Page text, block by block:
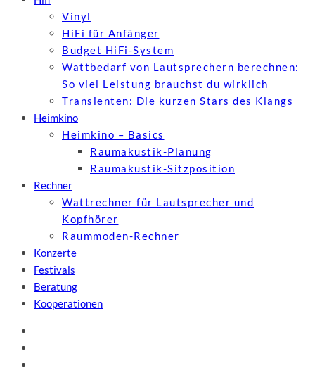
Vinyl
HiFi für Anfänger
Budget HiFi-System
Wattbedarf von Lautsprechern berechnen:
So viel Leistung brauchst du wirklich
Transienten: Die kurzen Stars des Klangs
Heimkino
Heimkino – Basics
Raumakustik-Planung
Raumakustik-Sitzposition
Rechner
Wattrechner für Lautsprecher und
Kopfhörer
Raummoden-Rechner
Konzerte
Festivals
Beratung
Kooperationen